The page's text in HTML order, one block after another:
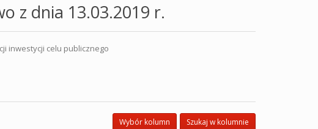
z dnia 13.03.2019 r.
inwestycji celu publicznego
Szukaj w kolumnie
Wybór kolumn